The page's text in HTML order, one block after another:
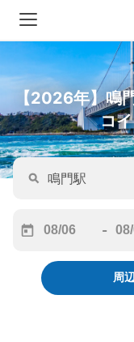
【2026年】鳴
コ
forward
interact
-
to
周